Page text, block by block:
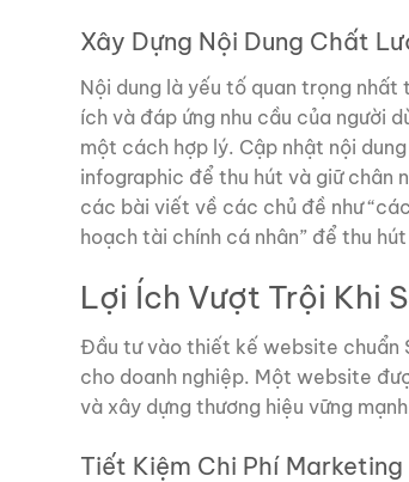
Xây Dựng Nội Dung Chất
Nội dung là yếu tố quan trọng
ích và đáp ứng nhu cầu của người
một cách hợp lý. Cập nhật nội
infographic để thu hút và giữ chân
các bài viết về các chủ đề như
hoạch tài chính cá nhân” để thu
Lợi Ích Vượt Trội Khi
Đầu tư vào thiết kế website chuẩn
cho doanh nghiệp. Một website
và xây dựng thương hiệu vững
Tiết Kiệm Chi Phí Marketing